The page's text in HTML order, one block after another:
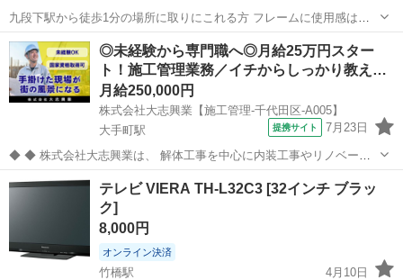
九段下駅から徒歩1分の場所に取りにこれる方 フレームに使用感はあ
りますが液晶は綺麗です 梱包できるものがないので現物そのままのお
渡しとなります 付属：リモコン、カード あくまでも中古品であり、ノ
ーリターンノー...
東京 千代田区 九段下駅 テレビ Aquos
◎未経験から専門職へ◎月給25万円スター
ト！施工管理業務／イチからしっかり教え…
月給250,000円
株式会社大志興業【施工管理-千代田区-A005】
大手町駅
提携サイト 7月23日
◆ ◆ 株式会社大志興業は、 解体工事を中心に内装工事やリノベーシ
ョン工事まで幅広く手掛ける総合建設企業です。 住宅・店舗・ビルな
ど多様な現場に対応し、解体から施工、廃棄物処理まで一貫して行っ
ています。 20代～40代の...
東京 千代田区 大手町駅
テレビ VIERA TH-L32C3 [32インチ ブラッ
ク]
8,000円
オンライン決済
竹橋駅
4月10日